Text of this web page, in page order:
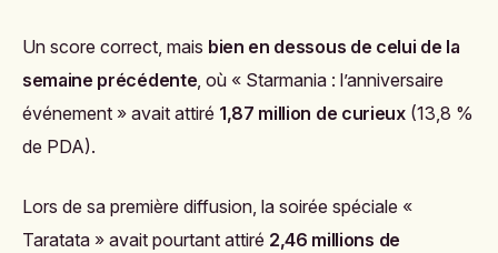
Un score correct, mais bien en dessous de celui de la
semaine précédente, où « Starmania : l’anniversaire
événement » avait attiré 1,87 million de curieux(13,8 %
de PDA).
Lors de sa première diffusion, la soirée spéciale «
Taratata » avait pourtant attiré 2,46 millions de